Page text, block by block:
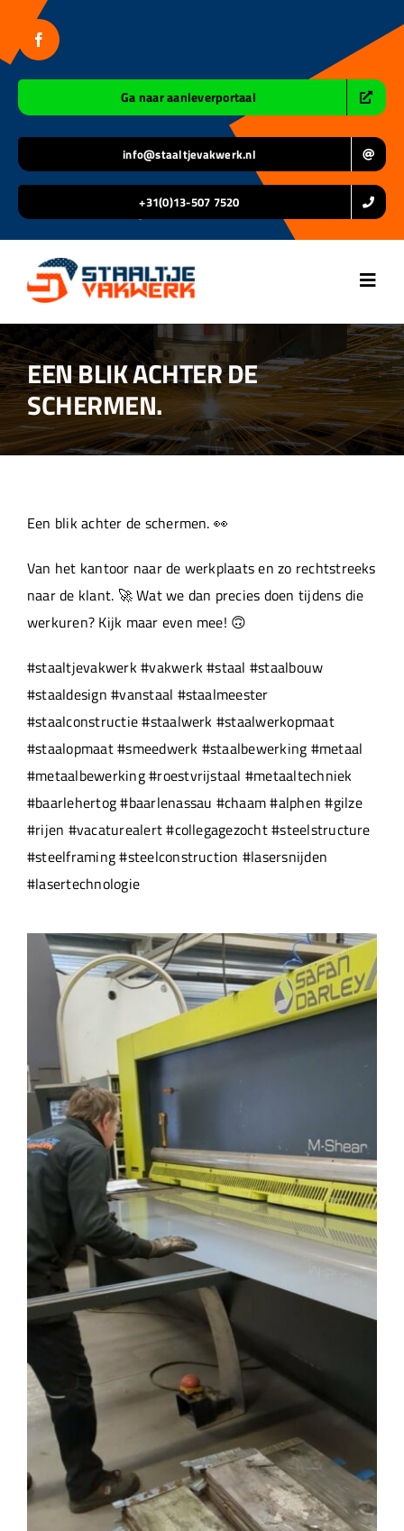
inhoud
Ga naar aanleverportaal
info@staaltjevakwerk.nl
+31(0)13-507 7520
Home
Over ons
Werken bij
EEN BLIK ACHTER DE
SCHERMEN.
Een blik achter de schermen. 👀
Van het kantoor naar de werkplaats en zo rechtstreeks
naar de klant. 🚀 Wat we dan precies doen tijdens die
werkuren? Kijk maar even mee! 🙃
#staaltjevakwerk #vakwerk #staal #staalbouw
#staaldesign #vanstaal #staalmeester
#staalconstructie #staalwerk #staalwerkopmaat
#staalopmaat #smeedwerk #staalbewerking #metaal
#metaalbewerking #roestvrijstaal #metaaltechniek
#baarlehertog #baarlenassau #chaam #alphen #gilze
#rijen #vacaturealert #collegagezocht #steelstructure
#steelframing #steelconstruction #lasersnijden
#lasertechnologie